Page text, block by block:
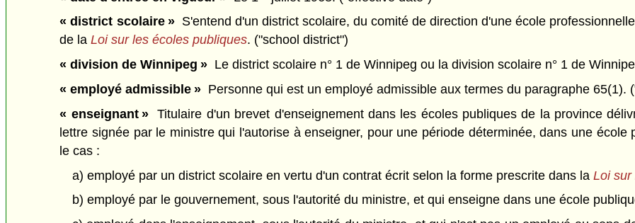
« district scolaire »S'entend d'un district scolaire, du comité de direction d'une école
de laLoi sur les écoles publiques. ("school district")
« division de Winnipeg » Le district scolaire n° 1 de Winnipeg ou la division scolaire n° 1 de
« employé admissible » Personne qui est un employé admissible aux termes du paragraphe 65(1).
« enseignant »Titulaire d'un brevet d'enseignement dans les écoles publiques de la province
lettre signée par le ministre qui l'autorise à enseigner, pour une période déterminée, dans une
le cas :
a) employé par un district scolaire en vertu d'un contrat écrit selon la forme prescrite dans la Loi sur
b) employé par le gouvernement, sous l'autorité du ministre, et qui enseigne dans une école